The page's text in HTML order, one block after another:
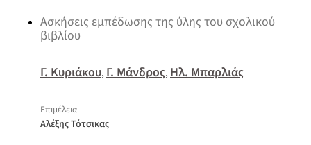
Ασκήσεις εμπέδωσης της ύλης του σχολικού
βιβλίου
Γ. Κυριάκου,Γ. Μάνδρος,Ηλ. Μπαρλιάς
Επιμέλεια
Αλέξης Τότσικας